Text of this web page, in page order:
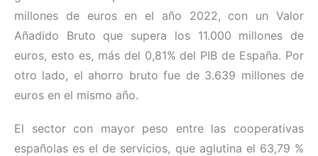
millones de euros en el año 2022, con un Valor
Añadido Bruto que supera los 11.000 millones de
euros, esto es, más del 0,81% del PIB de España. Por
otro lado, el ahorro bruto fue de 3.639 millones de
euros en el mismo año.
El sector con mayor peso entre las cooperativas
españolas es el de servicios, que aglutina el 63,79 %